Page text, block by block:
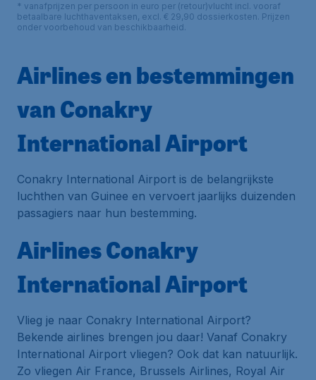
* vanafprijzen per persoon in euro per (retour)vlucht incl. vooraf
betaalbare luchthaventaksen, excl. € 29,90 dossierkosten. Prijzen
onder voorbehoud van beschikbaarheid.
Airlines en bestemmingen
van Conakry
International Airport
Conakry International Airport is de belangrijkste
luchthen van Guinee en vervoert jaarlijks duizenden
passagiers naar hun bestemming.
Airlines Conakry
International Airport
Vlieg je naar Conakry International Airport?
Bekende airlines brengen jou daar! Vanaf Conakry
International Airport vliegen? Ook dat kan natuurlijk.
Zo vliegen Air France, Brussels Airlines, Royal Air